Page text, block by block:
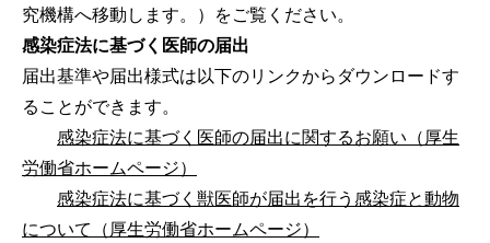
究機構へ移動します。）をご覧ください。
感染症法に基づく医師の届出
届出基準や届出様式は以下のリンクからダウンロードす
ることができます。
感染症法に基づく医師の届出に関するお願い（厚生
労働省ホームページ）
感染症法に基づく獣医師が届出を行う感染症と動物
について（厚生労働省ホームページ）